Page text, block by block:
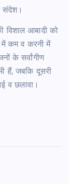
संदेश।
विशाल आबादी को
कम व करनी में
के सर्वांगीण
हैं, जबकि दूसरी
व छलावा।